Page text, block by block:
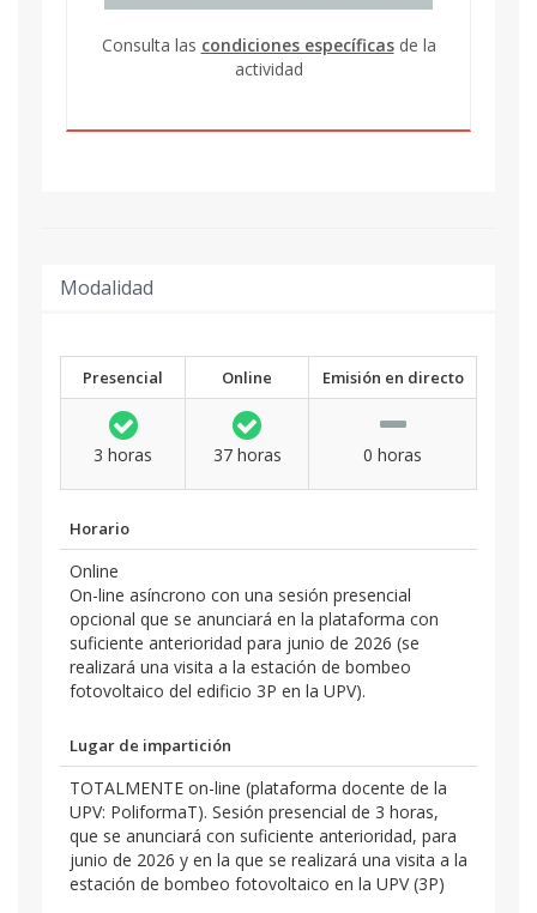
Consulta las condiciones específicasde la
actividad
Modalidad
Presencial Online Emisión en directo
3 horas 37 horas 0 horas
Horario
Online
On-line asíncrono con una sesión presencial
opcional que se anunciará en la plataforma con
suficiente anterioridad para junio de 2026 (se
realizará una visita a la estación de bombeo
fotovoltaico del edificio 3P en la UPV).
Lugar de impartición
TOTALMENTE on-line (plataforma docente de la
UPV: PoliformaT). Sesión presencial de 3 horas,
que se anunciará con suficiente anterioridad, para
junio de 2026 y en la que se realizará una visita a la
estación de bombeo fotovoltaico en la UPV (3P)